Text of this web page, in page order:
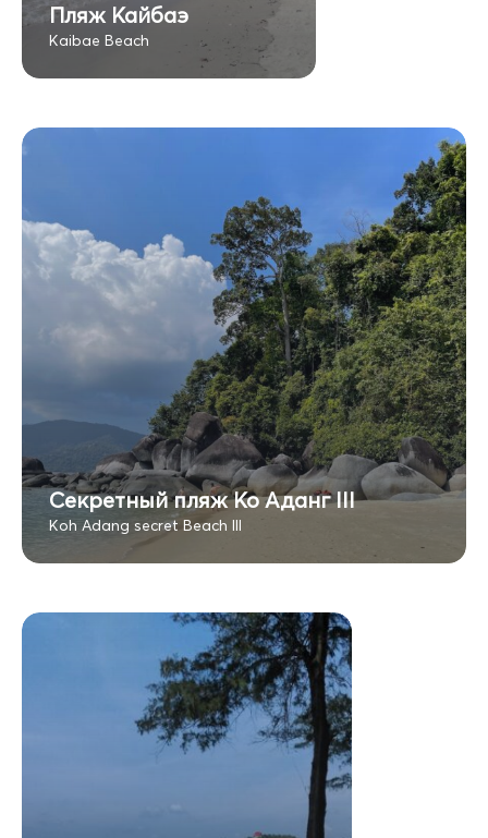
Пляж Кайбаэ
Kaibae Beach
Секретный пляж Ко Аданг III
Koh Adang secret Beach III